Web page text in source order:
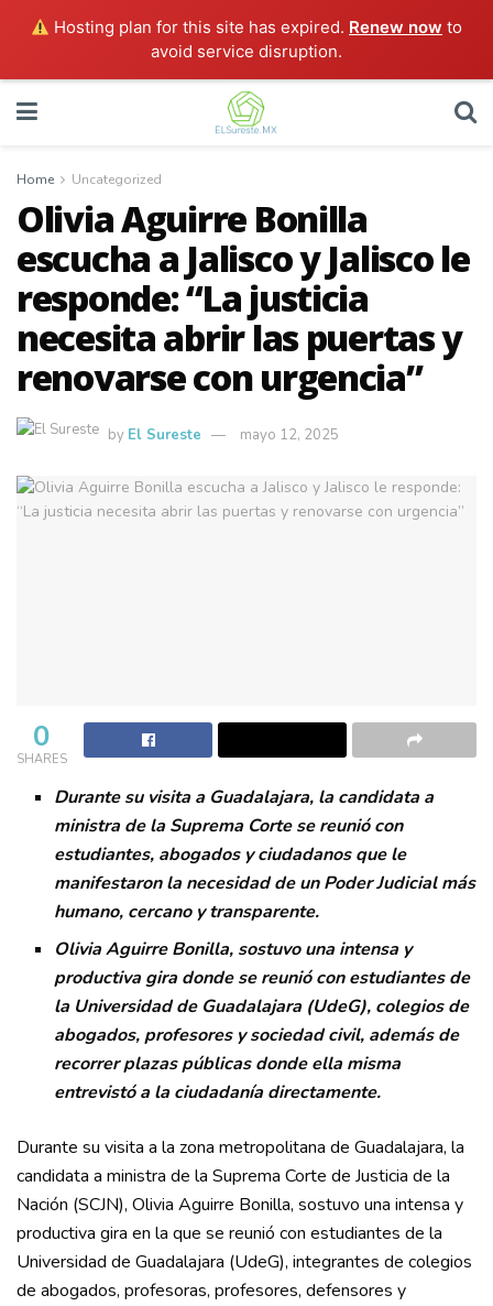
Hosting plan for this site has expired. Renew now to
avoid service disruption.
Home Uncategorized
Olivia Aguirre Bonilla
escucha a Jalisco y Jalisco le
responde: “La justicia
necesita abrir las puertas y
renovarse con urgencia”
by El Sureste mayo 12, 2025
0
SHARES
Durante su visita a Guadalajara, la candidata a
ministra de la Suprema Corte se reunió con
estudiantes, abogados y ciudadanos que le
manifestaron la necesidad de un Poder Judicial más
humano, cercano y transparente.
Olivia Aguirre Bonilla, sostuvo una intensa y
productiva gira donde se reunió con estudiantes de
la Universidad de Guadalajara (UdeG), colegios de
abogados, profesores y sociedad civil, además de
recorrer plazas públicas donde ella misma
entrevistó a la ciudadanía directamente.
Durante su visita a la zona metropolitana de Guadalajara, la
candidata a ministra de la Suprema Corte de Justicia de la
Nación (SCJN), Olivia Aguirre Bonilla, sostuvo una intensa y
productiva gira en la que se reunió con estudiantes de la
Universidad de Guadalajara (UdeG), integrantes de colegios
de abogados, profesoras, profesores, defensores y